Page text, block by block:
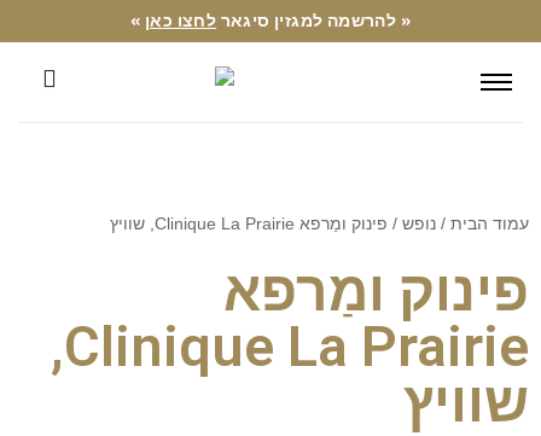
« להרשמה למגזין סיגאר לחצו כאן »
עמוד הבית / נופש / פינוק ומַרפא Clinique La Prairie, שוויץ
פינוק ומַרפא
Clinique La Prairie,
שוויץ